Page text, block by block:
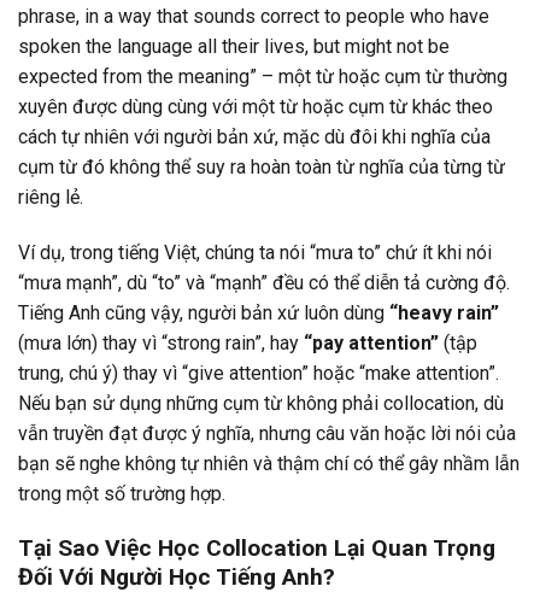
phrase, in a way that sounds correct to people who have
spoken the language all their lives, but might not be
expected from the meaning” – một từ hoặc cụm từ thường
xuyên được dùng cùng với một từ hoặc cụm từ khác theo
cách tự nhiên với người bản xứ, mặc dù đôi khi nghĩa của
cụm từ đó không thể suy ra hoàn toàn từ nghĩa của từng từ
riêng lẻ.
Ví dụ, trong tiếng Việt, chúng ta nói “mưa to” chứ ít khi nói
“mưa mạnh”, dù “to” và “mạnh” đều có thể diễn tả cường độ.
Tiếng Anh cũng vậy, người bản xứ luôn dùng “heavy rain”
(mưa lớn) thay vì “strong rain”, hay “pay attention” (tập
trung, chú ý) thay vì “give attention” hoặc “make attention”.
Nếu bạn sử dụng những cụm từ không phải collocation, dù
vẫn truyền đạt được ý nghĩa, nhưng câu văn hoặc lời nói của
bạn sẽ nghe không tự nhiên và thậm chí có thể gây nhầm lẫn
trong một số trường hợp.
Tại Sao Việc Học Collocation Lại Quan Trọng
Đối Với Người Học Tiếng Anh?